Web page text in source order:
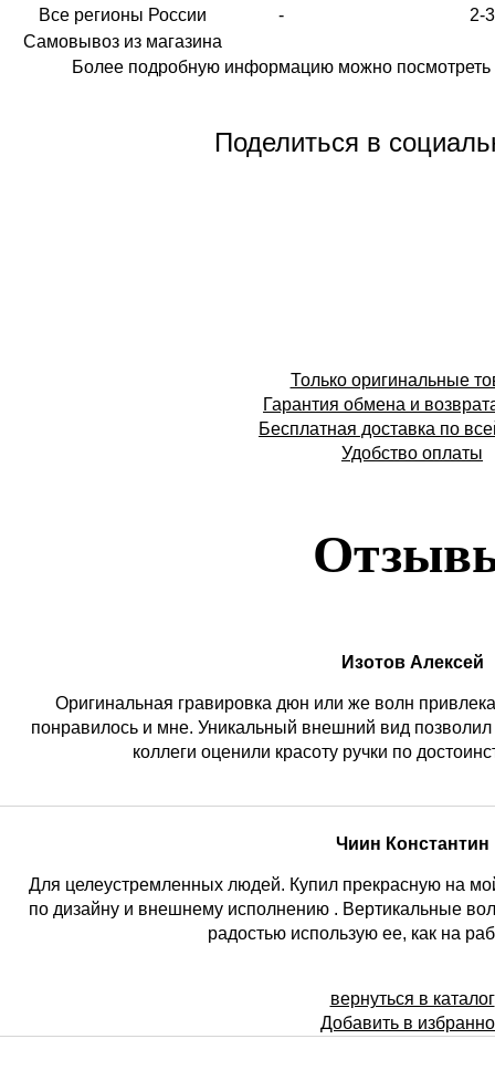
Все регионы России -
2-
Самовывоз из магазина
Более подробную информацию можно посмотреть
Поделиться в
Только оригинальные
Гарантия обмена и
Бесплатная доставка по
Удобство оплаты
Изотов Алексей
Оригинальная гравировка дюн или же волн
понравилось и мне. Уникальный внешний вид позволил
коллеги оценили красоту ручки по
Чиин Константин
Для целеустремленных людей. Купил прекрасную на
по дизайну и внешнему исполнению . Вертикальные
радостью использую ее, как на
вернуться в каталог
Добавить в